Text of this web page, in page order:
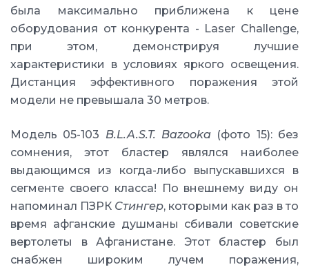
была максимально приближена к цене
оборудования от конкурента - Laser Challenge,
при этом, демонстрируя лучшие
характеристики в условиях яркого освещения.
Дистанция эффективного поражения этой
модели не превышала 30 метров.
Модель 05-103 B.L.A.S.T. Bazooka (фото 15): без
сомнения, этот бластер являлся наиболее
выдающимся из когда-либо выпускавшихся в
сегменте своего класса! По внешнему виду он
напоминал ПЗРК Стингер, которыми как раз в то
время афганские душманы сбивали советские
вертолеты в Афганистане. Этот бластер был
снабжен широким лучем поражения,